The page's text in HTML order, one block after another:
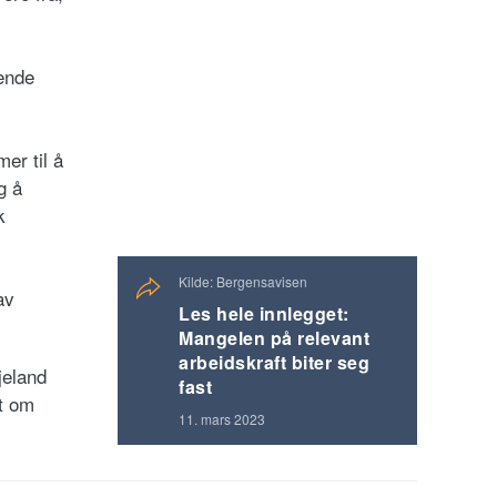
til å
å
om
Kilde: Bergensavisen
Les hele innlegget:
Mangelen på relevant
arbeidskraft biter seg
fast
11. mars 2023